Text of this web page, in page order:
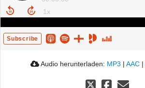
Subscribe
Audio herunterladen: MP3 | AAC |